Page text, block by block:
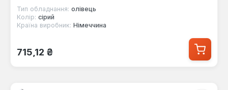
Тип обладнання: олівець
Колір: сірий
Країна виробник: Німеччина
Звичайна ціна:
715,12 ₴